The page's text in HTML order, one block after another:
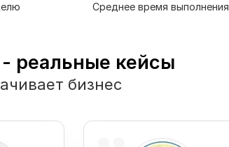
Среднее время выполнения
- реальные кейсы
бизнес